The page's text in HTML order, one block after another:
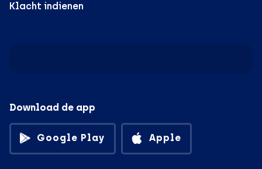
Klacht indienen
Download de app
Google Play Apple